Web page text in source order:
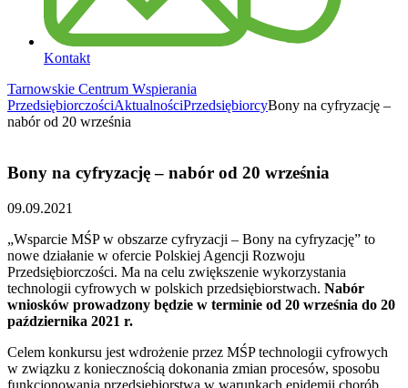
Kontakt
Tarnowskie Centrum Wspierania
PrzedsiębiorczościAktualnościPrzedsiębiorcyBony na cyfryzację –
nabór od 20 września
Bony na cyfryzację – nabór od 20 września
09.09.2021
„Wsparcie MŚP w obszarze cyfryzacji – Bony na cyfryzację” to
nowe działanie w ofercie Polskiej Agencji Rozwoju
Przedsiębiorczości. Ma na celu zwiększenie wykorzystania
technologii cyfrowych w polskich przedsiębiorstwach. Nabór
wniosków prowadzony będzie w terminie od 20 września do 20
października 2021 r.
Celem konkursu jest wdrożenie przez MŚP technologii cyfrowych
w związku z koniecznością dokonania zmian procesów, sposobu
funkcjonowania przedsiębiorstwa w warunkach epidemii chorób